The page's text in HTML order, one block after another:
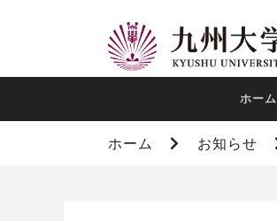
ホーム
ホーム お知らせ